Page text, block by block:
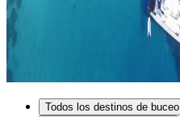
Todos los destinos de buceo